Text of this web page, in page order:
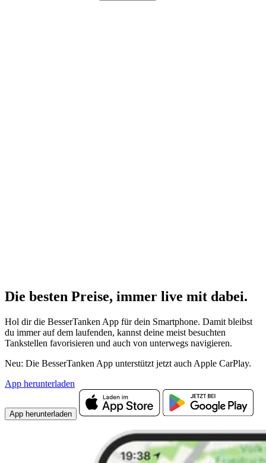
Die besten Preise, immer live mit dabei.
Hol dir die BesserTanken App für dein Smartphone. Damit bleibst
du immer auf dem laufenden, kannst deine meist besuchten
Tankstellen favorisieren und auch von unterwegs navigieren.
Neu: Die BesserTanken App unterstützt jetzt auch Apple CarPlay.
App herunterladen
App herunterladen